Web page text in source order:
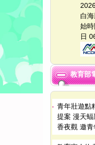
白
始
日
教育部
青年壯遊點
提案 漫天
香夜觀 邀